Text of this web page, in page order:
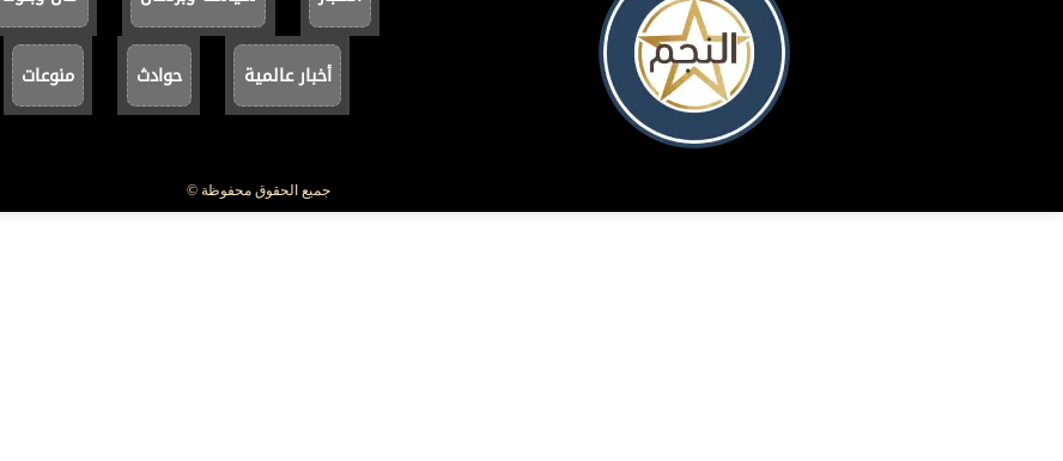
أخبار عالمية حوادث منوعات
جميع الحقوق محفوظة ©